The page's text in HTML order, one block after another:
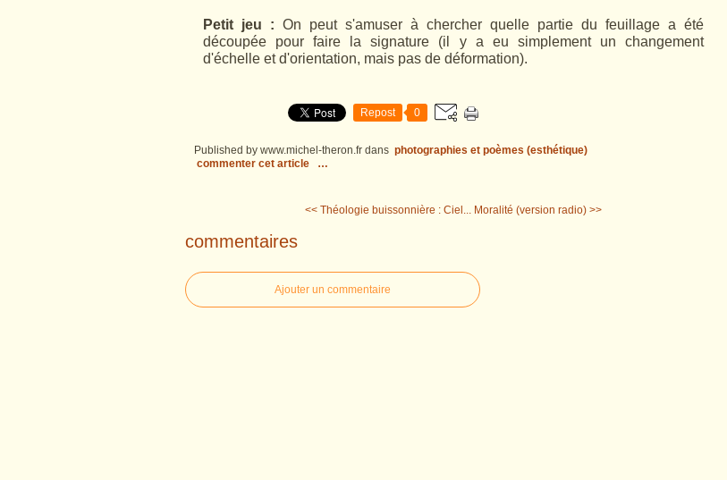
Petit jeu : On peut s'amuser à chercher quelle partie du feuillage a été
découpée pour faire la signature (il y a eu simplement un changement
d'échelle et d'orientation, mais pas de déformation).
Repost 0
Published by www.michel-theron.fr dans photographies et poèmes (esthétique)
commenter cet article
…
<< Théologie buissonnière : Ciel... Moralité (version radio) >>
commentaires
Ajouter un commentaire